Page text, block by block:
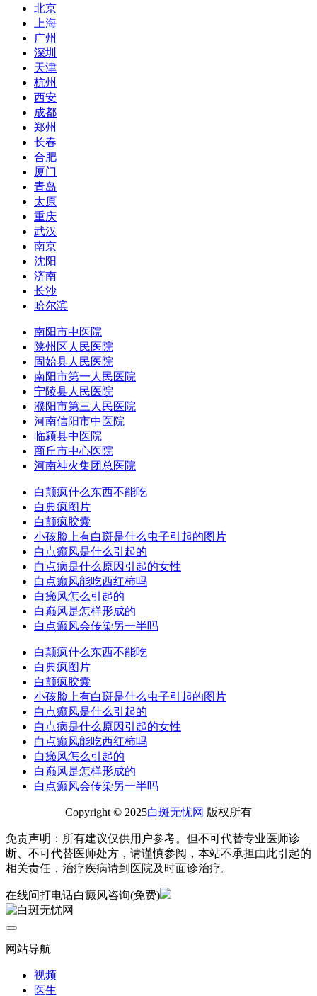
北京
上海
广州
深圳
天津
杭州
西安
成都
郑州
长春
合肥
厦门
青岛
太原
重庆
武汉
南京
沈阳
济南
长沙
哈尔滨
南阳市中医院
陕州区人民医院
固始县人民医院
南阳市第一人民医院
宁陵县人民医院
濮阳市第三人民医院
河南信阳市中医院
临颍县中医院
商丘市中心医院
河南神火集团总医院
白颠疯什么东西不能吃
白典疯图片
白颠疯胶囊
小孩脸上有白斑是什么虫子引起的图片
白点癫风是什么引起的
白点病是什么原因引起的女性
白点癫风能吃西红柿吗
白癞风怎么引起的
白巅风是怎样形成的
白点癫风会传染另一半吗
白颠疯什么东西不能吃
白典疯图片
白颠疯胶囊
小孩脸上有白斑是什么虫子引起的图片
白点癫风是什么引起的
白点病是什么原因引起的女性
白点癫风能吃西红柿吗
白癞风怎么引起的
白巅风是怎样形成的
白点癫风会传染另一半吗
Copyright © 2025白斑无忧网 版权所有
免责声明：所有建议仅供用户参考。但不可代替专业医师诊
断、不可代替医师处方，请谨慎参阅，本站不承担由此引起的
相关责任，治疗疾病请到医院及时面诊治疗。
在线问打电话白癜风咨询(免费)
网站导航
视频
医生